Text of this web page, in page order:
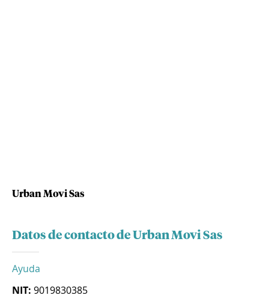
Urban Movi Sas
Datos de contacto de Urban Movi Sas
Ayuda
NIT: 9019830385